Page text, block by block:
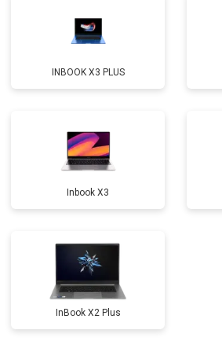
Замена северного моста
INBOOK X3 PLUS
Inbook X3
InBook X2 Plus